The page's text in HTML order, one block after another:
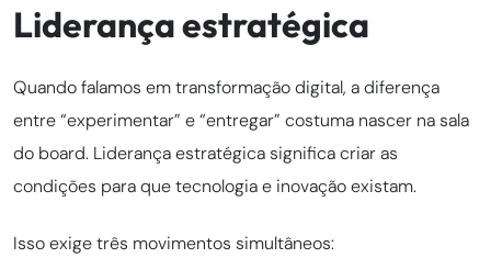
Liderança estratégica
Quando falamos em transformação digital, a diferença
entre “experimentar” e “entregar” costuma nascer na sala
do board. Liderança estratégica significa criar as
condições para que tecnologia e inovação existam.
Isso exige três movimentos simultâneos: